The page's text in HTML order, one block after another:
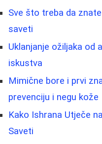
Sve što treba da
saveti
Uklanjanje ožiljaka od
iskustva
Mimične bore i prvi
prevenciju i negu kože
Kako Ishrana Utječe
Saveti